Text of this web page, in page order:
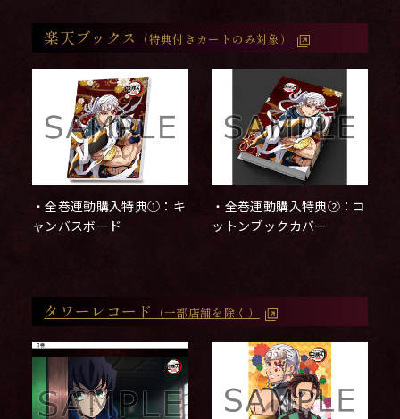
楽天ブックス （特典付きカートのみ対象）
・全巻連動購入特典①：キ
ャンバスボード
・全巻連動購入特典②：コ
ットンブックカバー
タワーレコード （一部店舗を除く）